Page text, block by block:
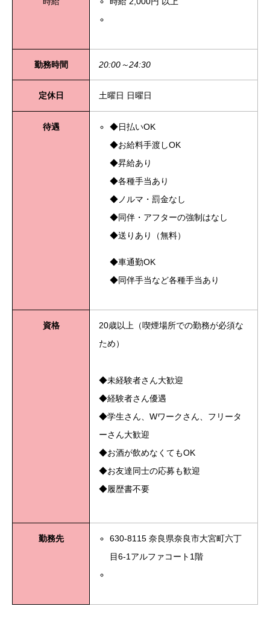
勤務時間 20:00～24:30
定休日 土曜日 日曜日
待遇
◆日払いOK
◆お給料手渡しOK
◆昇給あり
◆各種手当あり
◆ノルマ・罰金なし
◆同伴・アフターの強制はなし
◆送りあり（無料）
◆車通勤OK
◆同伴手当など各種手当あり
資格
20歳以上（喫煙場所での勤務が必須な
ため）
◆未経験者さん大歓迎
◆経験者さん優遇
◆学生さん、Wワークさん、フリータ
ーさん大歓迎
◆お酒が飲めなくてもOK
◆お友達同士の応募も歓迎
◆履歴書不要
勤務先
630-8115 奈良県奈良市大宮町六丁
目6-1アルファコート1階